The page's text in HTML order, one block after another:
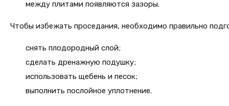
между плитами появляются зазоры.
Чтобы избежать проседания, необходимо правильно
снять плодородный слой;
сделать дренажную подушку;
использовать щебень и песок;
выполнить послойное уплотнение.